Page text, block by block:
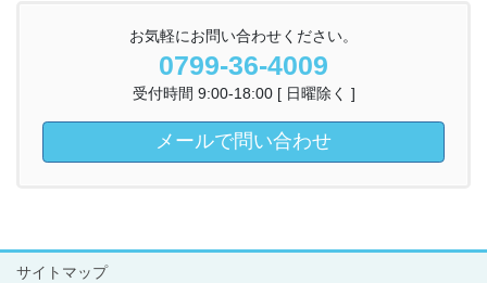
お気軽にお問い合わせください。
0799-36-4009
受付時間 9:00-18:00 [ 日曜除く ]
メールで問い合わせ
サイトマップ